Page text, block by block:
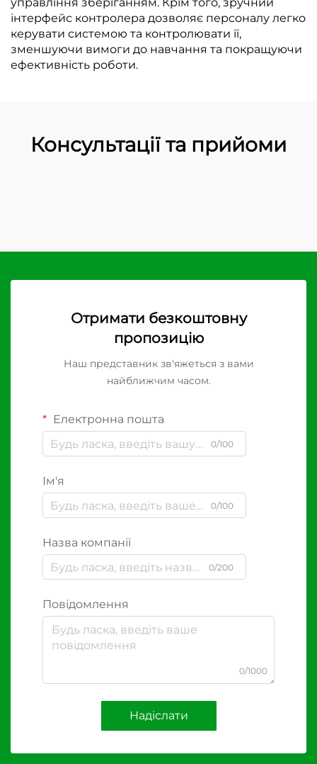
інтерфейс контролера дозволяє персоналу легко
керувати системою та контролювати її,
зменшуючи вимоги до навчання та покращуючи
ефективність роботи.
Консультації та прийоми
Отримати безкоштовну
пропозицію
Наш представник зв'яжеться з вами
найближчим часом.
Електронна пошта
0/100
Ім'я
0/100
Назва компанії
0/200
Повідомлення
0/1000
Надіслати